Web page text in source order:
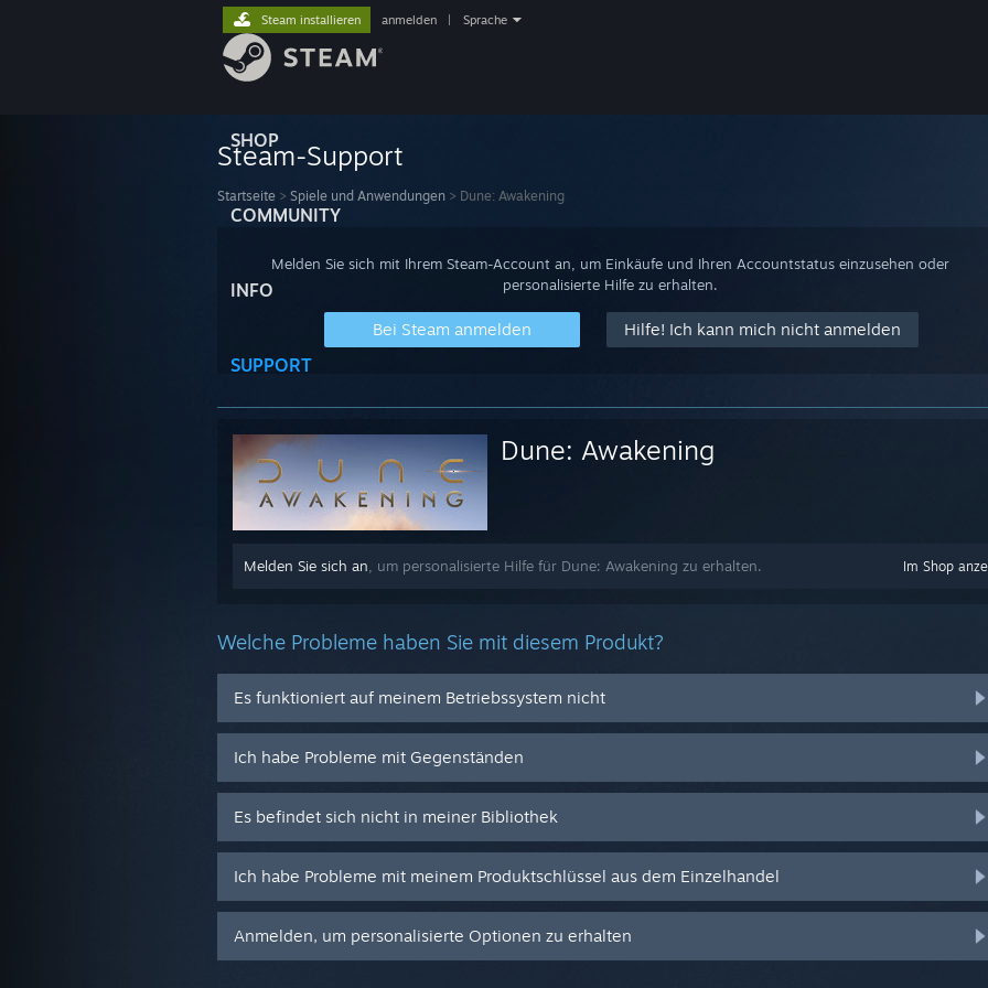
SHOP
COMMUNITY
INFO
SUPPORT
Steam installieren anmelden Sprache
Steam-Support
Startseite > Spiele und Anwendungen > Dune: Awakening
Melden Sie sich mit Ihrem Steam-Account an, um Einkäufe und Ihren Accountstatus einzusehen oder
personalisierte Hilfe zu erhalten.
Bei Steam anmelden Hilfe! Ich kann mich nicht anmelden
Dune: Awakening
Im Shop
Melden Sie sich an , um personalisierte Hilfe für Dune: Awakening zu erhalten.
Welche Probleme haben Sie mit diesem Produkt?
Es funktioniert auf meinem Betriebssystem nicht
Ich habe Probleme mit Gegenständen
Es befindet sich nicht in meiner Bibliothek
Ich habe Probleme mit meinem Produktschlüssel aus dem Einzelhandel
Anmelden, um personalisierte Optionen zu erhalten